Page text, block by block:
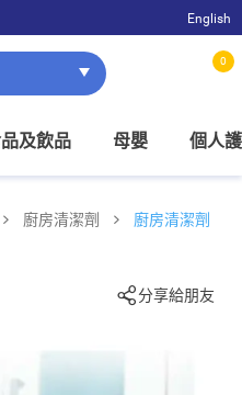
免費店取。
English
0
及飲品 母嬰 個人
廚房清潔劑
廚房清潔劑
分享給朋友